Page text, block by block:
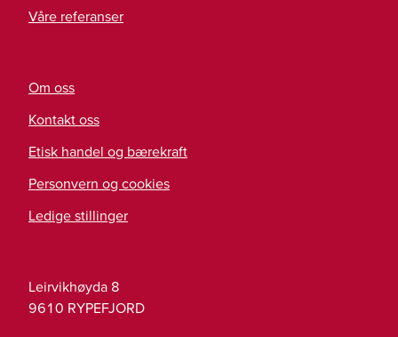
Leirvikhøyda 8
9610 RYPEFJORD
Våre referanser
Om oss
Kontakt oss
Etisk handel og bærekraft
Personvern og cookies
Ledige stillinger